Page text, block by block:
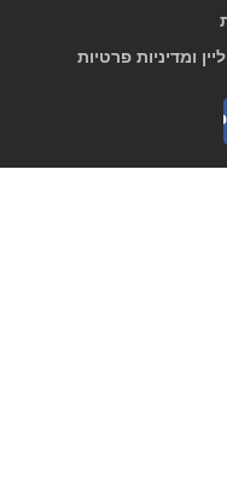
ומדיניות פרטיות